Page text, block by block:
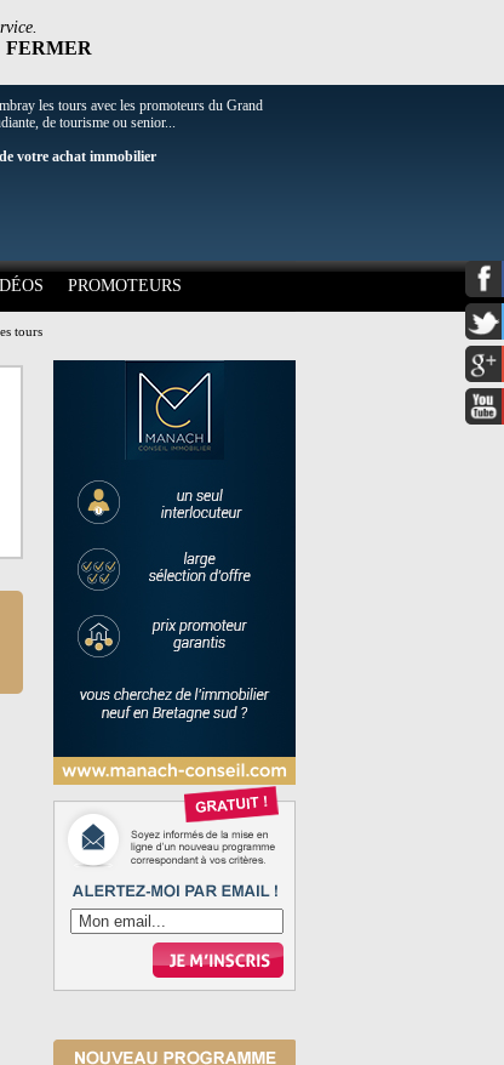
FERMER
les tours avec les promoteurs du Grand
de tourisme ou senior...
votre achat immobilier
PROMOTEURS
tours